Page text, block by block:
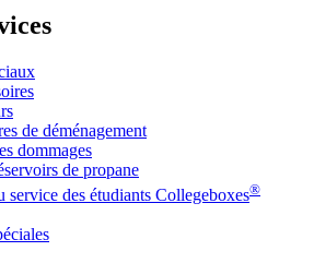
de déménagement
dommages
de propane
service des étudiants Collegeboxes®